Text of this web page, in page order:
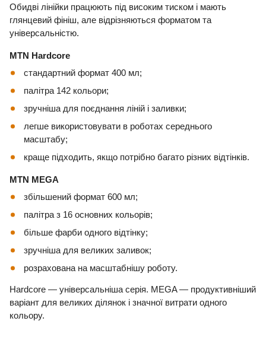
Обидві лінійки працюють під високим тиском і мають
глянцевий фініш, але відрізняються форматом та
універсальністю.
MTN Hardcore
стандартний формат 400 мл;
палітра 142 кольори;
зручніша для поєднання ліній і заливки;
легше використовувати в роботах середнього
масштабу;
краще підходить, якщо потрібно багато різних відтінків.
MTN MEGA
збільшений формат 600 мл;
палітра з 16 основних кольорів;
більше фарби одного відтінку;
зручніша для великих заливок;
розрахована на масштабнішу роботу.
Hardcore — універсальніша серія. MEGA — продуктивніший
варіант для великих ділянок і значної витрати одного
кольору.